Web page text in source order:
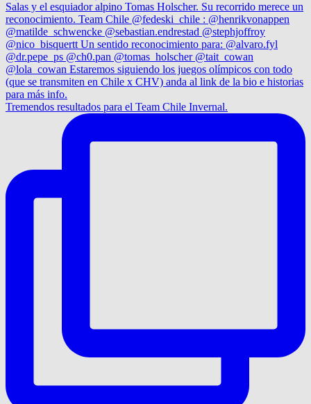
Tremendos resultados para el Team Chile Invernal.